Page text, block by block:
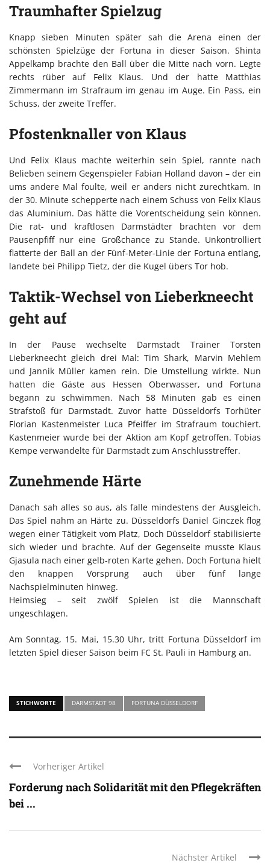
Traumhafter Spielzug
Knapp sieben Minuten später sah die Arena einen der
schönsten Spielzüge der Fortuna in dieser Saison. Shinta
Appelkamp brachte den Ball über die Mitte nach vorn. Legte
rechts rüber auf Felix Klaus. Und der hatte Matthias
Zimmermann im Strafraum im genau im Auge. Ein Pass, ein
Schuss, der zweite Treffer.
Pfostenknaller von Klaus
Und Felix Klaus machte weiterhin sein Spiel, rannte nach
Belieben seinem Gegenspieler Fabian Holland davon – der ein
ums andere Mal foulte, weil er anders nicht zurechtkam. In
der 30. Minute schepperte nach einem Schuss von Felix Klaus
das Aluminium. Das hätte die Vorentscheidung sein können.
Die rat- und kraftlosen Darmstädter brachten vor dem
Pausenpfiff nur eine Großchance zu Stande. Unkontrolliert
flatterte der Ball an der Fünf-Meter-Linie der Fortuna entlang,
landete bei Philipp Tietz, der die Kugel übers Tor hob.
Taktik-Wechsel von Lieberkneecht
geht auf
In der Pause wechselte Darmstadt Trainer Torsten
Lieberkneecht gleich drei Mal: Tim Shark, Marvin Mehlem
und Jannik Müller kamen rein. Die Umstellung wirkte. Nun
hatten die Gäste aus Hessen Oberwasser, und Fortuna
begann zu schwimmen. Nach 58 Minuten gab es einen
Strafstoß für Darmstadt. Zuvor hatte Düsseldorfs Torhüter
Florian Kastenmeister Luca Pfeiffer im Strafraum touchiert.
Kastenmeier wurde bei der Aktion am Kopf getroffen. Tobias
Kempe verwandelte für Darmstadt zum Anschlusstreffer.
Zunehmende Härte
Danach sah alles so aus, als falle mindestens der Ausgleich.
Das Spiel nahm an Härte zu. Düsseldorfs Daniel Ginczek flog
wegen einer Tätigkeit vom Platz, Doch Düsseldorf stabilisierte
sich wieder und brachte. Auf der Gegenseite musste Klaus
Gjasula nach einer gelb-roten Karte gehen. Doch Fortuna hielt
den knappen Vorsprung auch über fünf lange
Nachspielminuten hinweg.
Heimsieg – seit zwölf Spielen ist die Mannschaft
ungeschlagen.
Am Sonntag, 15. Mai, 15.30 Uhr, tritt Fortuna Düsseldorf im
letzten Spiel dieser Saison beim FC St. Pauli in Hamburg an.
STICHWORTE DARMSTADT 98 FORTUNA DÜSSELDORF
Vorheriger Artikel
Forderung nach Solidarität mit den Pflegekräften
bei ...
Nächster Artikel